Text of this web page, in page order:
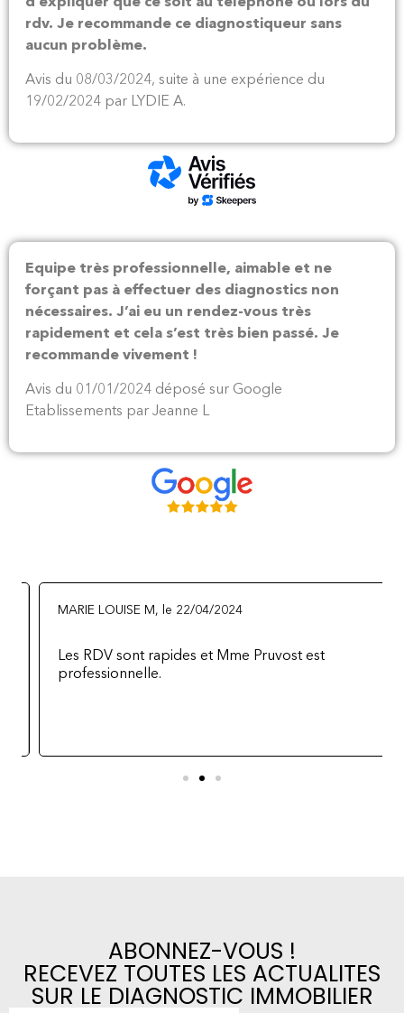
rdv. Je recommande ce diagnostiqueur sans
aucun problème.
Avis du 08/03/2024, suite à une expérience du
19/02/2024 par LYDIE A.
Equipe très professionnelle, aimable et ne
forçant pas à effectuer des diagnostics non
nécessaires. J’ai eu un rendez-vous très
rapidement et cela s’est très bien passé. Je
recommande vivement !
Avis du 01/01/2024 déposé sur Google
Etablissements par Jeanne L
MARIE LOUISE M, le 22/04/2024
Les RDV sont rapides et Mme Pruvost est
professionnelle.
ABONNEZ-VOUS !
RECEVEZ TOUTES LES ACTUALITES
SUR LE DIAGNOSTIC IMMOBILIER